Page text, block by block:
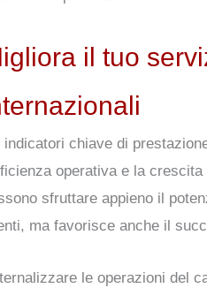
il tuo
indicatori chiave di
operativa e la
sfruttare appieno il
ma favorisce anche il
le operazioni del